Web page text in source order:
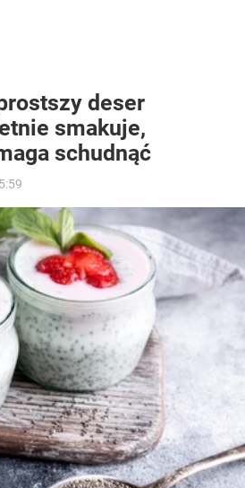
deser
smakuje,
schudnąć